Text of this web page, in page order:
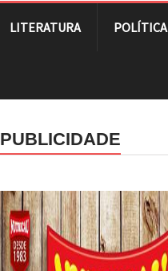
LITERATURA POLÍTICA
PUBLICIDADE